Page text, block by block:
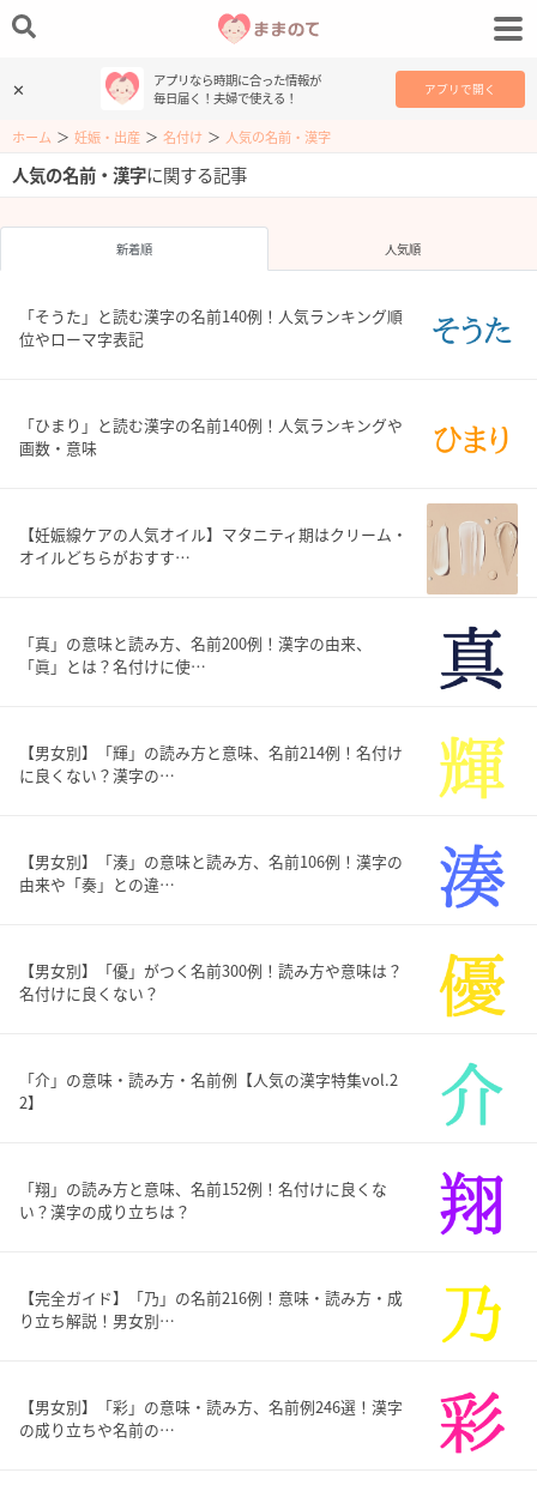
✕
アプリなら時期に合った情報が
毎日届く！夫婦で使える！
アプリで開く
ホーム ＞ 妊娠・出産 ＞ 名付け ＞ 人気の名前・漢字
人気の名前・漢字に関する記事
新着順 人気順
「そうた」と読む漢字の名前140例！人気ランキング順
位やローマ字表記
「ひまり」と読む漢字の名前140例！人気ランキングや
画数・意味
【妊娠線ケアの人気オイル】マタニティ期はクリーム・
オイルどちらがおすす…
「真」の意味と読み方、名前200例！漢字の由来、
「眞」とは？名付けに使…
【男女別】「輝」の読み方と意味、名前214例！名付け
に良くない？漢字の…
【男女別】「湊」の意味と読み方、名前106例！漢字の
由来や「奏」との違…
【男女別】「優」がつく名前300例！読み方や意味は？
名付けに良くない？
「介」の意味・読み方・名前例【人気の漢字特集vol.2
2】
「翔」の読み方と意味、名前152例！名付けに良くな
い？漢字の成り立ちは？
【完全ガイド】「乃」の名前216例！意味・読み方・成
り立ち解説！男女別…
【男女別】「彩」の意味・読み方、名前例246選！漢字
の成り立ちや名前の…